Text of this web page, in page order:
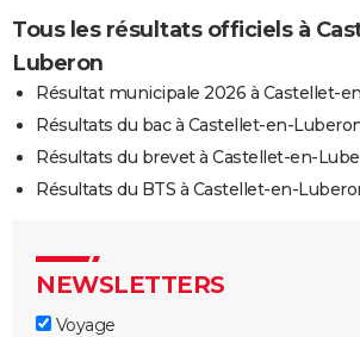
Tous les résultats officiels à
Luberon
Résultat municipale 2026 à Castellet-
Résultats du bac à Castellet-en-
Résultats du brevet à Castellet-en-
Résultats du BTS à Castellet-en-
NEWSLETTERS
Voyage